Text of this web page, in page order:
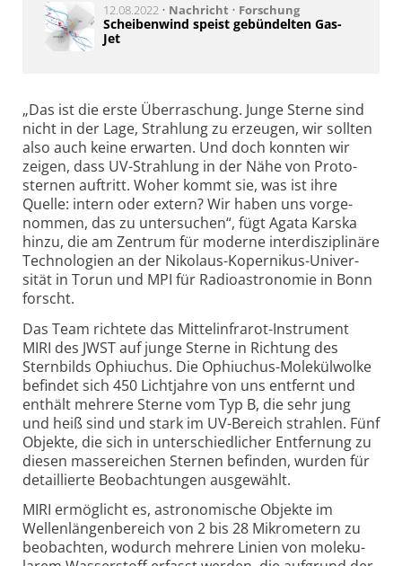
12.08.2022 • Nachricht • Forschung
Scheibenwind speist gebündelten Gas-
Jet
„Das ist die erste Über­raschung. Junge Sterne sind
nicht in der Lage, Strah­lung zu erzeu­gen, wir sollten
also auch keine erwarten. Und doch konnten wir
zeigen, dass UV-Strahlung in der Nähe von Proto­
ster­nen auf­tritt. Woher kommt sie, was ist ihre
Quelle: intern oder extern? Wir haben uns vorge­
nom­men, das zu unter­suchen“, fügt Agata Karska
hinzu, die am Zen­trum für moderne inter­diszipli­näre
Techno­lo­gien an der Nikolaus-Kopernikus-Univer­
sität in Torun und MPI für Radio­astro­nomie in Bonn
forscht.
Das Team richtete das Mittel­infrarot-Instrument
MIRI des JWST auf junge Sterne in Rich­tung des
Stern­bilds Ophiu­chus. Die Ophiuchus-Molekül­wolke
befindet sich 450 Licht­jahre von uns entfernt und
ent­hält mehrere Sterne vom Typ B, die sehr jung
und heiß sind und stark im UV-Bereich strah­len. Fünf
Objekte, die sich in unter­schied­licher Ent­fer­nung zu
diesen masse­reichen Sternen befinden, wurden für
detail­lierte Beob­ach­tungen ausge­wählt.
MIRI ermöglicht es, astrono­mische Objekte im
Wellen­längen­bereich von 2 bis 28 Mikro­metern zu
beobach­ten, wodurch mehrere Linien von moleku­